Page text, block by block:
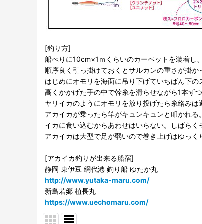
[釣り方]
船べりに10cm×1ｍくらいのカーペットを装着し
順序良く引っ掛けておくとサルカンの重さが掛か
はじめにオモリを海面に吊り下げていちばん下の
高くかかげた手の中で幹糸を滑らせながら1本ず
ヤリイカのようにオモリを放り投げたら糸絡みは
アカイカが乗ったら竿がキュンキュンと叩かれ
イカに食い込むからあわせはいらない。しばらく
アカイカは大型で足が弱いので巻き上げはゆっく
[アカイカ釣りが出来る船宿]
静岡 東伊豆 網代港 釣り船 ゆたか丸
http://www.yutaka-maru.com/
新島若郷 植長丸
https://www.uechomaru.com/